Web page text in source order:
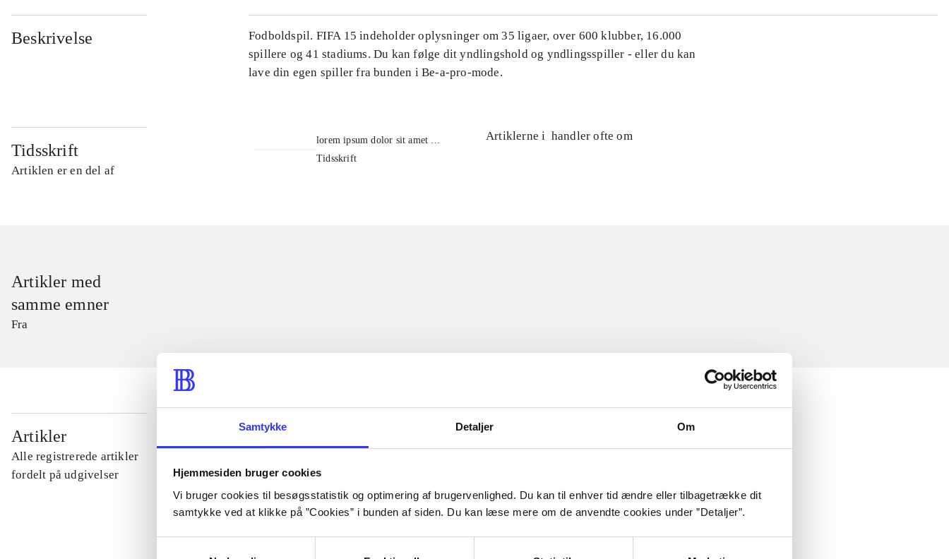
Samtykke Detaljer Om
Hjemmesiden bruger cookies
Vi bruger cookies til besøgsstatistik og optimering af brugervenlighed. Du kan til enhver tid ændre eller tilbagetrække dit
samtykke ved at klikke på ”Cookies” i bunden af siden. Du kan læse mere om de anvendte cookies under ”Detaljer”.
Beskrivelse
Fodboldspil. FIFA 15 indeholder oplysninger om 35 ligaer, over 600 klubber, 16.000
spillere og 41 stadiums. Du kan følge dit yndlingshold og yndlingsspiller - eller du kan
lave din egen spiller fra bunden i Be-a-pro-mode.
Tidsskrift
Artiklen er en del af
lorem ipsum dolor sit amet ...
Tidsskrift
Artiklerne i handler ofte om
Artikler med
samme emner
Fra
Artikler
Alle registrerede artikler
fordelt på udgivelser
...
...
...